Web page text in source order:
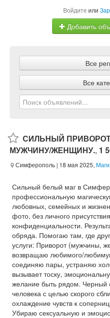
Войдите или
Добавить
Все
Все
СИЛЬНЫЙ
МУЖЧИНУ/ЖЕНЩИНУ., 1
Симферополь | 18 мая 2025,
Сильный белый маг в
профессиональную
любовных, семейных и
фото, без личного
конфиденциальности.
обряда. Помогаю там, где
услуги: Приворот (мужчины,
возвращаю любимого/
соединяю пары, устраняю
вызывает тоску,
желание быть рядом. Черный
человека с целью скорого
охлаждение чувств к
Убираю сексуальную и